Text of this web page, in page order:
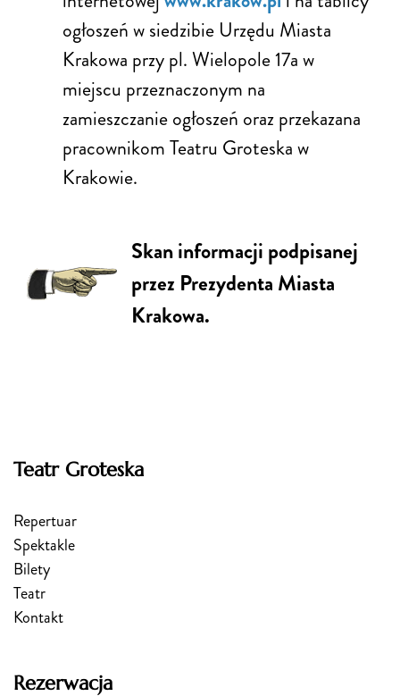
ogłoszeń w siedzibie Urzędu Miasta
Krakowa przy pl. Wielopole 17a w
miejscu przeznaczonym na
zamieszczanie ogłoszeń oraz przekazana
pracownikom Teatru Groteska w
Krakowie.
Skan informacji podpisanej
przez Prezydenta Miasta
Krakowa.
Teatr Groteska
Repertuar
Spektakle
Bilety
Teatr
Kontakt
Rezerwacja